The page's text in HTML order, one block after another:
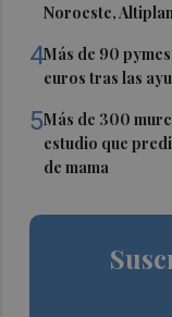
Noroeste,
4Más de 90
euros tras las
5Más de 300
estudio que
de mama